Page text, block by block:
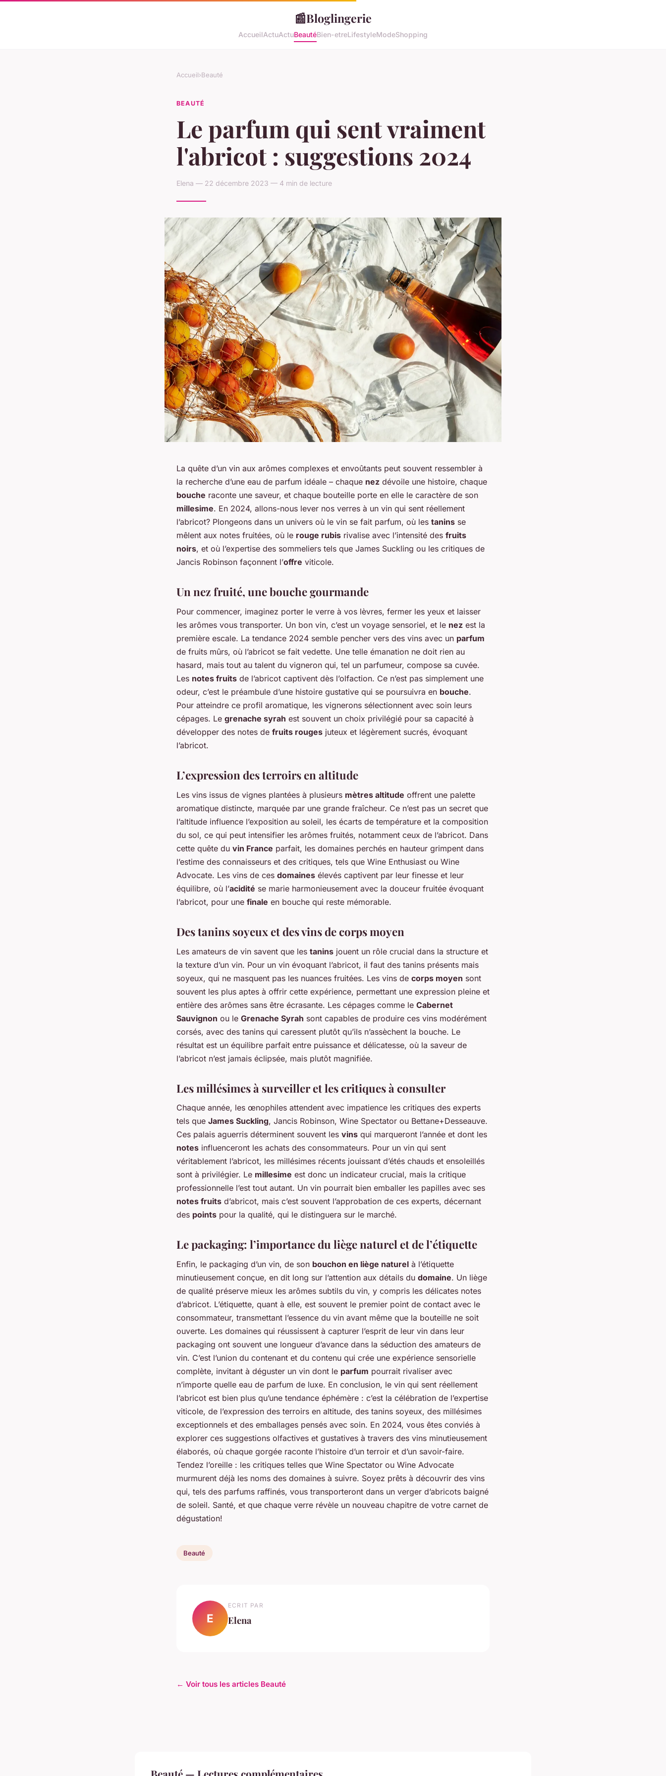
📰Bloglingerie
AccueilActuActuBeautéBien-etreLifestyleModeShopping
Accueil›Beauté
BEAUTÉ
Le parfum qui sent vraiment
l'abricot : suggestions 2024
Elena — 22 décembre 2023 — 4 min de lecture
La quête d’un vin aux arômes complexes et envoûtants peut souvent ressembler à
la recherche d’une eau de parfum idéale – chaque nez dévoile une histoire, chaque
bouche raconte une saveur, et chaque bouteille porte en elle le caractère de son
millesime. En 2024, allons-nous lever nos verres à un vin qui sent réellement
l’abricot? Plongeons dans un univers où le vin se fait parfum, où les tanins se
mêlent aux notes fruitées, où le rouge rubis rivalise avec l’intensité des fruits
noirs, et où l’expertise des sommeliers tels que James Suckling ou les critiques de
Jancis Robinson façonnent l’offre viticole.
Un nez fruité, une bouche gourmande
Pour commencer, imaginez porter le verre à vos lèvres, fermer les yeux et laisser
les arômes vous transporter. Un bon vin, c’est un voyage sensoriel, et le nez est la
première escale. La tendance 2024 semble pencher vers des vins avec un parfum
de fruits mûrs, où l’abricot se fait vedette. Une telle émanation ne doit rien au
hasard, mais tout au talent du vigneron qui, tel un parfumeur, compose sa cuvée.
Les notes fruits de l’abricot captivent dès l’olfaction. Ce n’est pas simplement une
odeur, c’est le préambule d’une histoire gustative qui se poursuivra en bouche.
Pour atteindre ce profil aromatique, les vignerons sélectionnent avec soin leurs
cépages. Le grenache syrah est souvent un choix privilégié pour sa capacité à
développer des notes de fruits rouges juteux et légèrement sucrés, évoquant
l’abricot.
L’expression des terroirs en altitude
Les vins issus de vignes plantées à plusieurs mètres altitude offrent une palette
aromatique distincte, marquée par une grande fraîcheur. Ce n’est pas un secret que
l’altitude influence l’exposition au soleil, les écarts de température et la composition
du sol, ce qui peut intensifier les arômes fruités, notamment ceux de l’abricot. Dans
cette quête du vin France parfait, les domaines perchés en hauteur grimpent dans
l’estime des connaisseurs et des critiques, tels que Wine Enthusiast ou Wine
Advocate. Les vins de ces domaines élevés captivent par leur finesse et leur
équilibre, où l’acidité se marie harmonieusement avec la douceur fruitée évoquant
l’abricot, pour une finale en bouche qui reste mémorable.
Des tanins soyeux et des vins de corps moyen
Les amateurs de vin savent que les tanins jouent un rôle crucial dans la structure et
la texture d’un vin. Pour un vin évoquant l’abricot, il faut des tanins présents mais
soyeux, qui ne masquent pas les nuances fruitées. Les vins de corps moyen sont
souvent les plus aptes à offrir cette expérience, permettant une expression pleine et
entière des arômes sans être écrasante. Les cépages comme le Cabernet
Sauvignon ou le Grenache Syrah sont capables de produire ces vins modérément
corsés, avec des tanins qui caressent plutôt qu’ils n’assèchent la bouche. Le
résultat est un équilibre parfait entre puissance et délicatesse, où la saveur de
l’abricot n’est jamais éclipsée, mais plutôt magnifiée.
Les millésimes à surveiller et les critiques à consulter
Chaque année, les œnophiles attendent avec impatience les critiques des experts
tels que James Suckling, Jancis Robinson, Wine Spectator ou Bettane+Desseauve.
Ces palais aguerris déterminent souvent les vins qui marqueront l’année et dont les
notes influenceront les achats des consommateurs. Pour un vin qui sent
véritablement l’abricot, les millésimes récents jouissant d’étés chauds et ensoleillés
sont à privilégier. Le millesime est donc un indicateur crucial, mais la critique
professionnelle l’est tout autant. Un vin pourrait bien emballer les papilles avec ses
notes fruits d’abricot, mais c’est souvent l’approbation de ces experts, décernant
des points pour la qualité, qui le distinguera sur le marché.
Le packaging: l’importance du liège naturel et de l’étiquette
Enfin, le packaging d’un vin, de son bouchon en liège naturel à l’étiquette
minutieusement conçue, en dit long sur l’attention aux détails du domaine. Un liège
de qualité préserve mieux les arômes subtils du vin, y compris les délicates notes
d’abricot. L’étiquette, quant à elle, est souvent le premier point de contact avec le
consommateur, transmettant l’essence du vin avant même que la bouteille ne soit
ouverte. Les domaines qui réussissent à capturer l’esprit de leur vin dans leur
packaging ont souvent une longueur d’avance dans la séduction des amateurs de
vin. C’est l’union du contenant et du contenu qui crée une expérience sensorielle
complète, invitant à déguster un vin dont le parfum pourrait rivaliser avec
n’importe quelle eau de parfum de luxe. En conclusion, le vin qui sent réellement
l’abricot est bien plus qu’une tendance éphémère : c’est la célébration de l’expertise
viticole, de l’expression des terroirs en altitude, des tanins soyeux, des millésimes
exceptionnels et des emballages pensés avec soin. En 2024, vous êtes conviés à
explorer ces suggestions olfactives et gustatives à travers des vins minutieusement
élaborés, où chaque gorgée raconte l’histoire d’un terroir et d’un savoir-faire.
Tendez l’oreille : les critiques telles que Wine Spectator ou Wine Advocate
murmurent déjà les noms des domaines à suivre. Soyez prêts à découvrir des vins
qui, tels des parfums raffinés, vous transporteront dans un verger d’abricots baigné
de soleil. Santé, et que chaque verre révèle un nouveau chapitre de votre carnet de
dégustation!
Beauté
E
ECRIT PAR
Elena
← Voir tous les articles Beauté